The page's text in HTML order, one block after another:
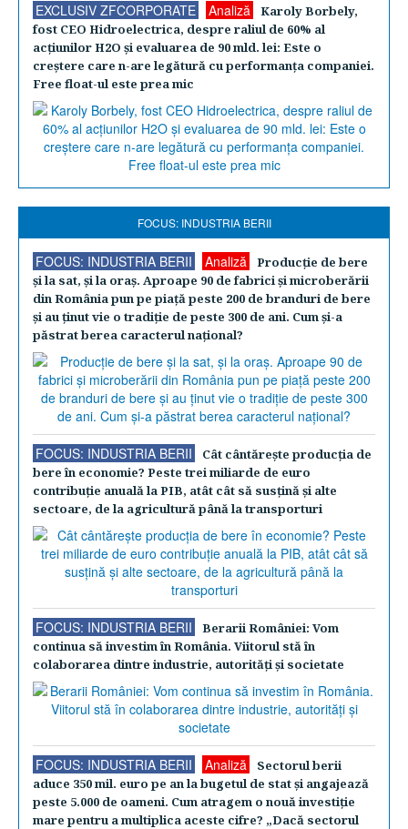
EXCLUSIV ZFCORPORATE Analiză
Karoly Borbely,
fost CEO Hidroelectrica, despre raliul de 60% al
acţiunilor H2O şi evaluarea de 90 mld. lei: Este o
creştere care n-are legătură cu performanţa companiei.
Free float-ul este prea mic
FOCUS: INDUSTRIA BERII
FOCUS: INDUSTRIA BERII Analiză
Producţie de bere
şi la sat, şi la oraş. Aproape 90 de fabrici şi microberării
din România pun pe piaţă peste 200 de branduri de bere
şi au ţinut vie o tradiţie de peste 300 de ani. Cum şi-a
păstrat berea caracterul naţional?
FOCUS: INDUSTRIA BERII
Cât cântăreşte producţia de
bere în economie? Peste trei miliarde de euro
contribuţie anuală la PIB, atât cât să susţină şi alte
sectoare, de la agricultură până la transporturi
FOCUS: INDUSTRIA BERII
Berarii României: Vom
continua să investim în România. Viitorul stă în
colaborarea dintre industrie, autorităţi şi societate
FOCUS: INDUSTRIA BERII Analiză
Sectorul berii
aduce 350 mil. euro pe an la bugetul de stat şi angajează
peste 5.000 de oameni. Cum atragem o nouă investiţie
mare pentru a multiplica aceste cifre? „Dacă sectorul